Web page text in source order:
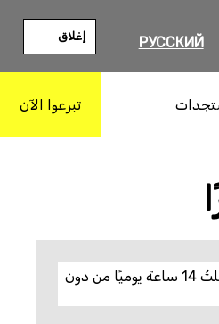
РУССКИЙ إغلاق
تبرعوا الآن
“لمدة خمسة أشهر، عملتُ 14 ساعة يوميًا من دون